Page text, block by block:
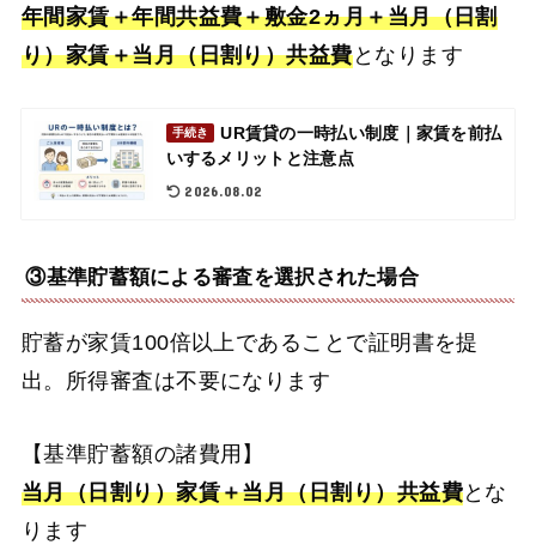
年間家賃＋年間共益費＋敷金2ヵ月＋当月（日割
り）家賃＋当月（日割り）共益費となります
手続き
UR賃貸の一時払い制度｜家賃を前払
いするメリットと注意点
2026.08.02
③基準貯蓄額による審査を選択された場合
貯蓄が家賃100倍以上であることで証明書を提
出。所得審査は不要になります
【基準貯蓄額の諸費用】
当月（日割り）家賃＋当月（日割り）共益費とな
ります